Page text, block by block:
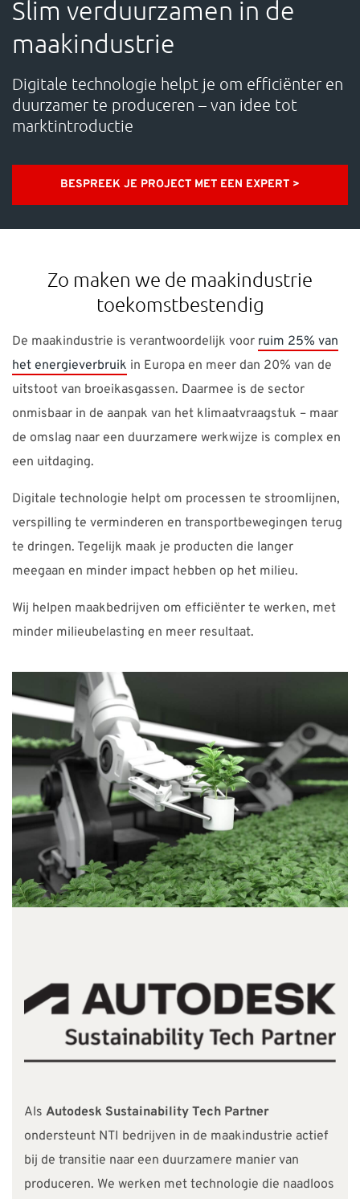
OVER ONS
CONTACT
Waarmee kunnen we je helpen?
support-nl@nti-group.com
France España Ireland
Slim verduurzamen in de
maakindustrie
Digitale technologie helpt je om efficiënter en
duurzamer te produceren – van idee tot
marktintroductie
BESPREEK JE PROJECT MET EEN EXPERT >
Zo maken we de maakindustrie
toekomstbestendig
De maakindustrie is verantwoordelijk voor ruim 25% van
het energieverbruik in Europa en meer dan 20% van de
uitstoot van broeikasgassen. Daarmee is de sector
onmisbaar in de aanpak van het klimaatvraagstuk – maar
de omslag naar een duurzamere werkwijze is complex en
een uitdaging.
Digitale technologie helpt om processen te stroomlijnen,
verspilling te verminderen en transportbewegingen terug
te dringen. Tegelijk maak je producten die langer
meegaan en minder impact hebben op het milieu.
Wij helpen maakbedrijven om efficiënter te werken, met
minder milieubelasting en meer resultaat.
Als Autodesk Sustainability Tech Partner
ondersteunt NTI bedrijven in de maakindustrie actief
bij de transitie naar een duurzamere manier van
produceren. We werken met technologie die naadloos